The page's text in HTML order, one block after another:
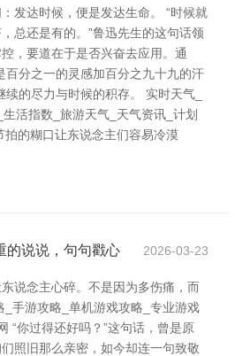
发达时候，便是发达生命。 “时候就
总还是有的。”鲁迅先生的这句话领
，要道在于是否兴奋去应用。通
百分之一的灵感加百分之九十九的汗
的尽力与时候的积存。 实时天气_
活指数_旅游天气_天气资讯_计划
拍的糊口让东说念主们容易冷漠
的说说，句句戳心 2026-03-23
说念主心碎。不是因为多伤痛，而
_手游攻略_单机游戏攻略_专业游戏
“你过得还好吗？”这句话，曾是原
照旧那么亲密，如今却连一句致敬